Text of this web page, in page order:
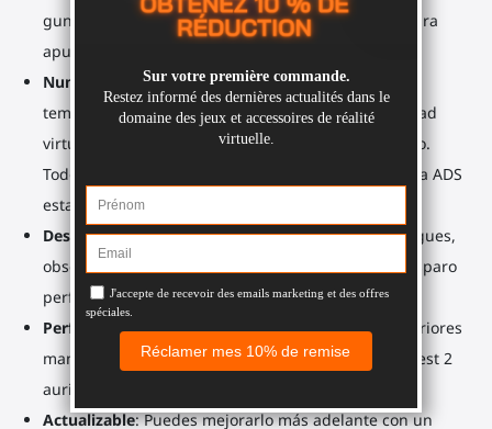
gunstock drop) y puntos de contacto adicionales para
apuntar con precisión.
Numerosos puntos de contacto¡Adiós a las manos
temblorosas, inquietas o tambaleantes en la realidad
virtual! Manos, antebrazos, hombros, mejillas, torso.
Todos estos puntos de contacto te brindan una mira ADS
estable y una precisión perfecta.
Desarrolla tu memoria muscularCada vez que juegues,
observa lo fácil que es ejecutar rápidamente un disparo
perfecto o recargar.
Perfecto seguimientoLos soportes de montaje inferiores
mantienen una señal cristalina entre tu... Meta Quest 2
auriculares y sus controladores.
Actualizable: Puedes mejorarlo más adelante con un